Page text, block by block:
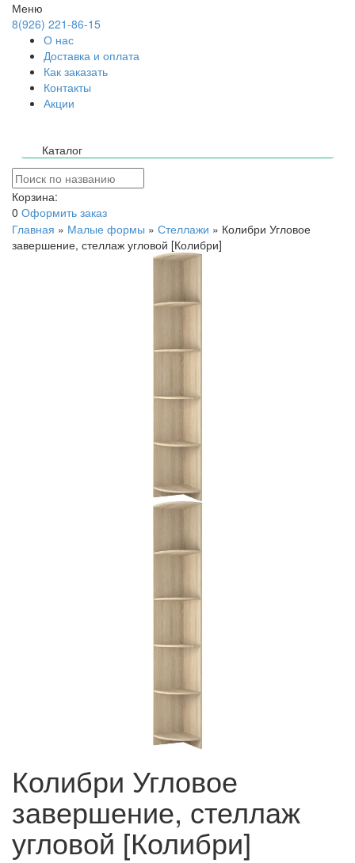
Меню
8(926) 221-86-15
О нас
Доставка и оплата
Как заказать
Контакты
Акции
Каталог
Корзина:
0 Оформить заказ
Главная » Малые формы » Стеллажи » Колибри Угловое
завершение, стеллаж угловой [Колибри]
Колибри Угловое
завершение, стеллаж
угловой [Колибри]